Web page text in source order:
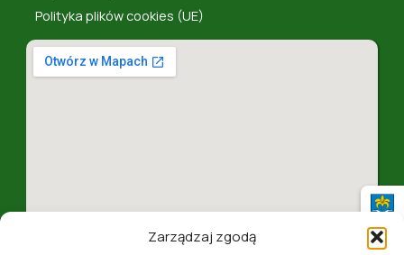
Zarządzaj zgodą
Polityka plików cookies (UE)